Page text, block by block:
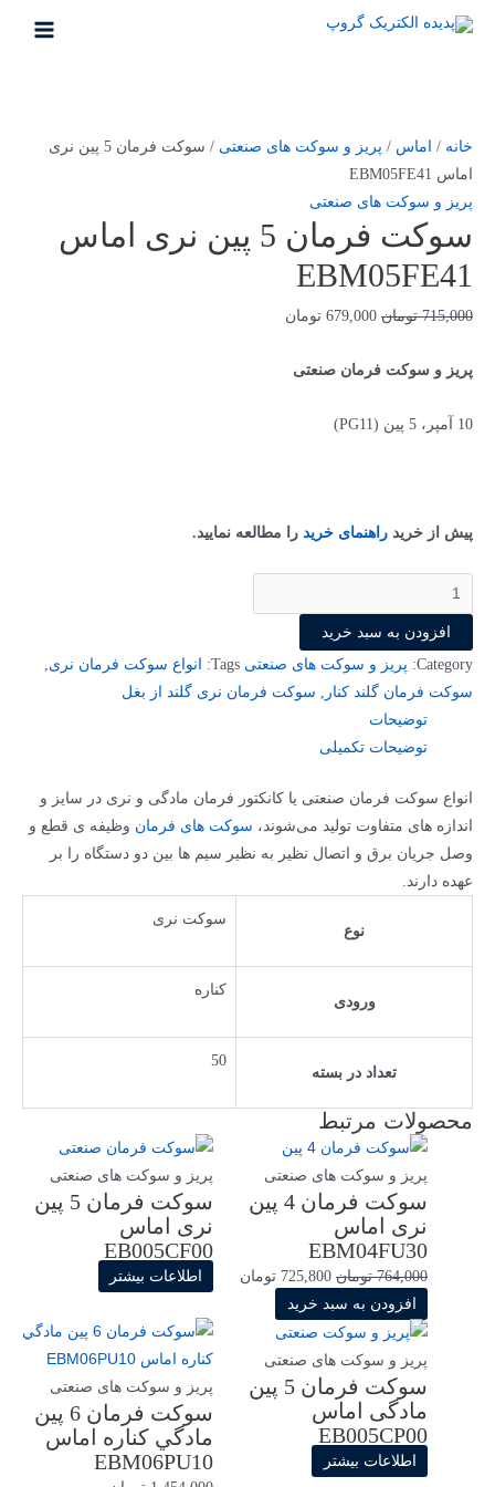
خانه / اماس / پریز و سوکت های صنعتی
/ سوکت فرمان 5 پین نری
اماس EBM05FE41
پریز و سوکت های صنعتی
سوکت فرمان 5 پین نری اماس
EBM05FE41
715,000 تومان 679,000 تومان
پریز و سوکت فرمان صنعتی
10 آمپر، 5 پین (PG11)
پیش از خرید راهنمای خرید را مطالعه نمایید.
افزودن به سبد خرید
Category: پریز و سوکت های صنعتی Tags: انواع سوکت فرمان نری,
سوکت فرمان گلند کنار , سوکت فرمان نری گلند از بغل
توضیحات
توضیحات تکمیلی
انواع سوکت فرمان صنعتی یا کانکتور فرمان مادگی و نری در سایز و
اندازه های متفاوت تولید می‌شوند، سوکت های فرمان وظیفه ی قطع و
وصل جریان برق و اتصال نظیر به نظیر سیم ها بین دو دستگاه را بر
عهده دارند.
نوع
سوکت نری
ورودی
کناره
تعداد در بسته
50
محصولات مرتبط
پریز و سوکت های صنعتی
سوکت فرمان 4 پین
نری اماس
EBM04FU30
764,000 تومان 725,800 تومان
افزودن به سبد خرید
پریز و سوکت های صنعتی
سوکت فرمان 5 پین
نری اماس
EB005CF00
اطلاعات بیشتر
پریز و سوکت های صنعتی
سوکت فرمان 5 پین
مادگی اماس
EB005CP00
اطلاعات بیشتر
پریز و سوکت های صنعتی
سوکت فرمان 6 پین
مادگي کناره اماس
EBM06PU10